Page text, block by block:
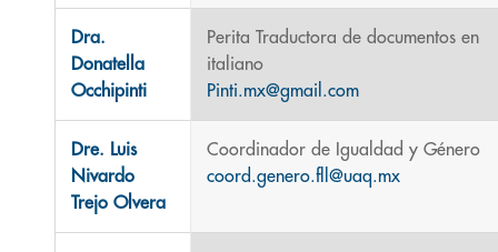
Dra.
Donatella
Occhipinti
Perita Traductora de documentos en
italiano
Pinti.mx@gmail.com
Dre. Luis
Nivardo
Trejo Olvera
Coordinador de Igualdad y Género
coord.genero.fll@uaq.mx